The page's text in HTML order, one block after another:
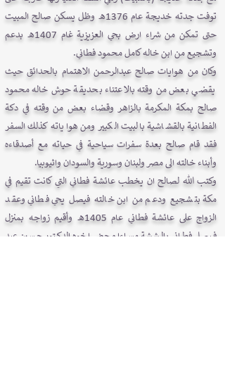
توفت جدته خديجة عام 1376هـ وظل يسكن صالح المبيت
حتى تمكن من شراء ارض بحي العزيزية غام 1407هـ بدعم
وتشجيع من ابن خاله كامل محمود فطاني.
وكان من هوايات صالح عبدالرحمن الاهتمام بالحدائق حيث
يقضـي بعض من وقته بالاعتناء بحديقة حوش خاله محمود
صالح بمكة المكرمة بالزاهر وقضاء بعض من وقته في دكة
الفطانية بالقشاشية بالبيت الكبير ومن هواياته كذلك السفر
فقد قام صالح بعدة سفرات سياحية في حياته مع أصدقاءه
وأبناء خالته الى مصر ولبنان وسورية والسودان واثيوبيا.
وكتب الله لصالح ان يخطب عائشة فطاني التي كانت تقيم في
مكة بتشجيع ودعم من ابن خالته فيصل يحي فطاني وعقد
الزواج على عائشة فطاني عام 1405هـ وأقيم زواجه بمنزل
فيصل فطاني بالششة مساءا وحضر اخوه الدكتور حسين عبد